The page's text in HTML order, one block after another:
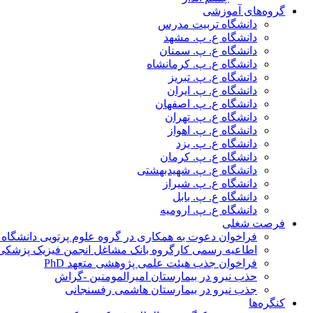
گروه‌های آموزشی
دانشگاه تربیت مدرس
دانشگاه ع. پ. مشهد
دانشگاه ع. پ. سمنان
دانشگاه ع. پ. کرمانشاه
دانشگاه ع. پ. تبریز
دانشگاه ع. پ. ایران
دانشگاه ع. پ. اصفهان
دانشگاه ع. پ. تهران
دانشگاه ع. پ. اهواز
دانشگاه ع. پ. یزد
دانشگاه ع. پ. کرمان
دانشگاه ع. پ. شهید‌بهشتی
دانشگاه ع. پ. شیراز
دانشگاه ع. پ. بابل
دانشگاه ع. پ. ارومیه
فرصت شغلی
فراخوان دعوت به همکاری در گروه علوم پرتویی دانشگاه
اطاعیه رسمی کارگروه بانک مشاغل انجمن فیزیک
فراخوان جذب هیئت علمی پژوهشی متعهد PhD
حذب نیرو در بیمارستان امیرالمومنین -گراش
جذب نیرو در بیمارستان هاشمی رفسنجانی
کنگره‌ها